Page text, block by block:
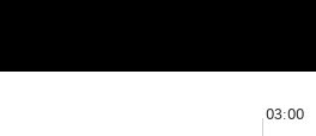
03:00